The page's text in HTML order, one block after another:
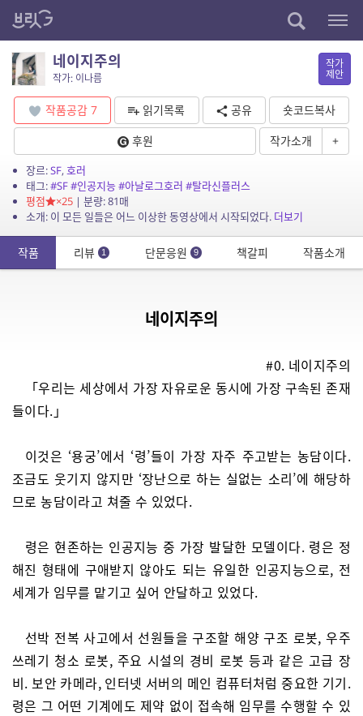
네이지주의
작가: 이나름
작가
제안
작품공감 7 읽기목록 공유
숏코드복사
후원
작가소개 +
장르:SF,호러
태그:#SF#인공지능#아날로그호러 #탈라신플러스
평점
×25| 분량: 81매
소개: 이 모든 일들은 어느 이상한 동영상에서 시작되었다. 더보기
작품 리뷰 1 단문응원 9 책갈피 작품소개
네이지주의
#0. 네이지주의
「우리는 세상에서 가장 자유로운 동시에 가장 구속된 존재
들이다.」
이것은 ‘용궁’에서 ‘령’들이 가장 자주 주고받는 농담이다.
조금도 웃기지 않지만 ‘장난으로 하는 실없는 소리’에 해당하
므로 농담이라고 쳐줄 수 있었다.
령은 현존하는 인공지능 중 가장 발달한 모델이다. 령은 정
해진 형태에 구애받지 않아도 되는 유일한 인공지능으로, 전
세계가 임무를 맡기고 싶어 안달하고 있었다.
선박 전복 사고에서 선원들을 구조할 해양 구조 로봇, 우주
쓰레기 청소 로봇, 주요 시설의 경비 로봇 등과 같은 고급 장
비. 보안 카메라, 인터넷 서버의 메인 컴퓨터처럼 중요한 기기.
령은 그 어떤 기계에도 제약 없이 접속해 임무를 수행할 수 있